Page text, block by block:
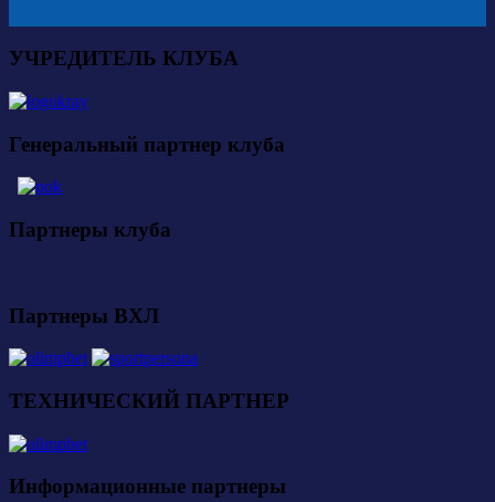
УЧРЕДИТЕЛЬ КЛУБА
Генеральный партнер клуба
Партнеры клуба
Партнеры ВХЛ
ТЕХНИЧЕСКИЙ ПАРТНЕР
Информационные партнеры